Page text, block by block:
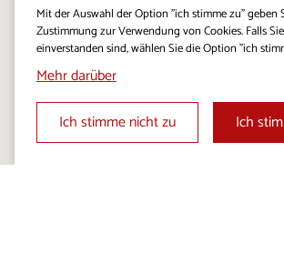
Mit der Auswahl der Option "ich stimme zu" geben
Zustimmung zur Verwendung von Cookies. Falls
einverstanden sind, wählen Sie die Option "ich
Mehr darüber
Ich stimme nicht zu
Ich